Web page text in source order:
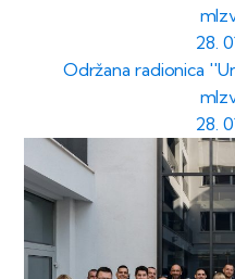
28.
Održana radionica
28.